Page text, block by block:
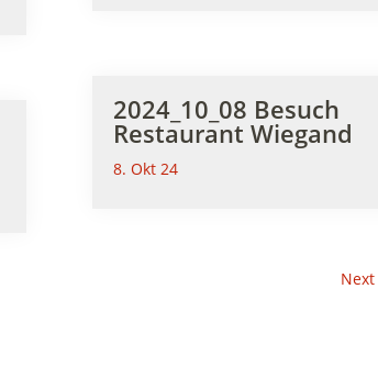
2024_10_08 Besuch
Restaurant Wiegand
8. Okt 24